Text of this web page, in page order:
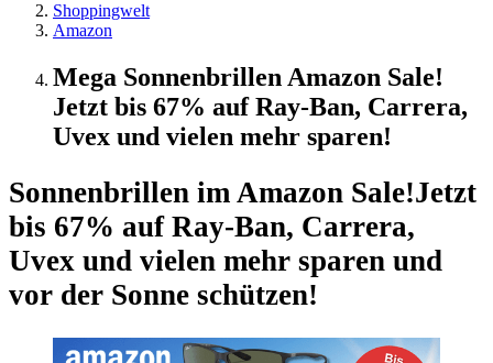
Shoppingwelt
Amazon
Mega Sonnenbrillen Amazon Sale!
Jetzt bis 67% auf Ray-Ban, Carrera,
Uvex und vielen mehr sparen!
Sonnenbrillen im Amazon Sale!Jetzt
bis 67% auf Ray-Ban, Carrera,
Uvex und vielen mehr sparen und
vor der Sonne schützen!